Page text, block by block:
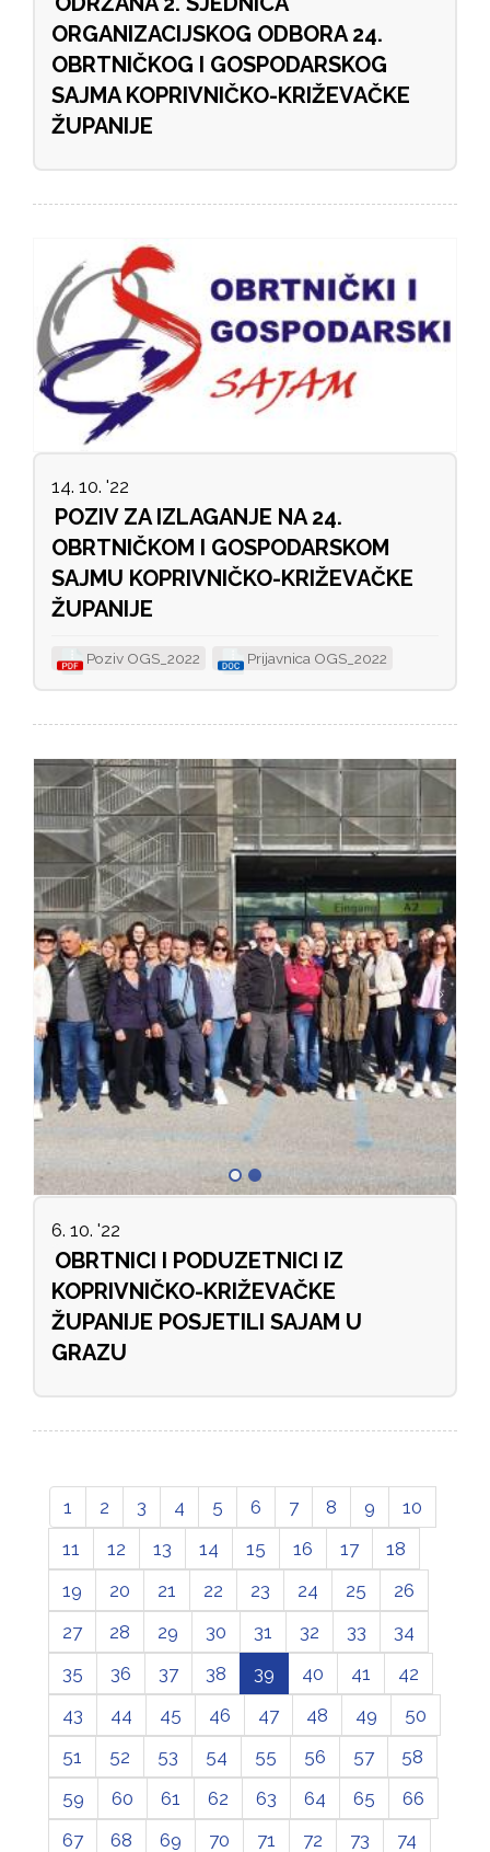
ORGANIZACIJSKOG ODBORA 24.
OBRTNIČKOG I GOSPODARSKOG
SAJMA KOPRIVNIČKO-KRIŽEVAČKE
ŽUPANIJE
14. 10. '22
POZIV ZA IZLAGANJE NA 24.
OBRTNIČKOM I GOSPODARSKOM
SAJMU KOPRIVNIČKO-KRIŽEVAČKE
ŽUPANIJE
Poziv OGS_2022 Prijavnica OGS_2022
6. 10. '22
OBRTNICI I PODUZETNICI IZ
KOPRIVNIČKO-KRIŽEVAČKE
ŽUPANIJE POSJETILI SAJAM U
GRAZU
1 2 3 4 5 6 7 8 9
10
11
12 13 14 15 16 17
18
19
20 21 22 23 24 25
26
27
28 29 30 31 32 33
34
35
36 37 38 39 40 41
42
43
44 45 46 47 48 49
50
51
52 53 54 55 56 57
58
59
60 61 62 63 64 65
66
67
68 69 70 71 72 73 74